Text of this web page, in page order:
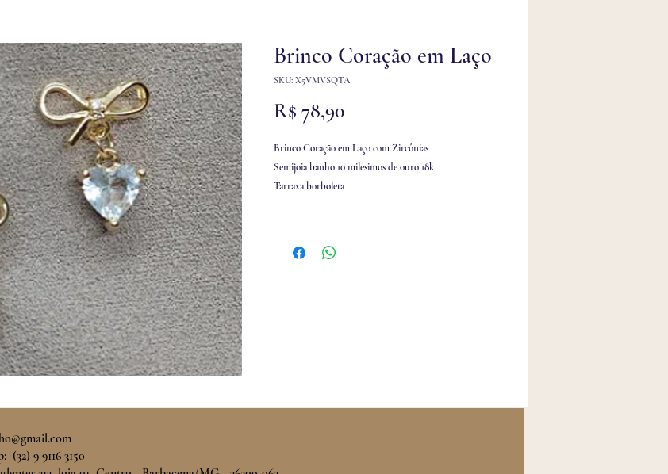
Brinco Coração em Laço
SKU: X5VMVSQTA
R$ 78,90Preço
Brinco Coração em Laço com Zircônias
Semijoia banho 10 milésimos de ouro 18k
Tarraxa borboleta
(32) 9 9116 3150